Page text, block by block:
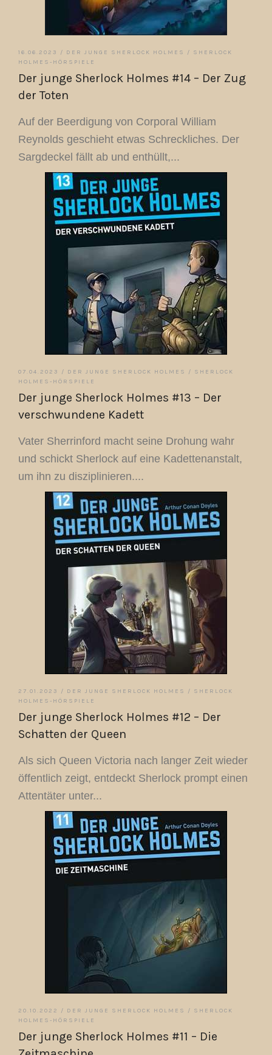
16.06.2023 / DER JUNGE SHERLOCK HOLMES / SHERLOCK
HOLMES-HÖRSPIELE
Der junge Sherlock Holmes #14 – Der Zug
der Toten
Auf der Beerdigung von Corporal William
Reynolds geschieht etwas Schreckliches. Der
Sargdeckel fällt ab und enthüllt,...
07.04.2023 / DER JUNGE SHERLOCK HOLMES / SHERLOCK
HOLMES-HÖRSPIELE
Der junge Sherlock Holmes #13 – Der
verschwundene Kadett
Vater Sherrinford macht seine Drohung wahr
und schickt Sherlock auf eine Kadettenanstalt,
um ihn zu disziplinieren....
27.01.2023 / DER JUNGE SHERLOCK HOLMES / SHERLOCK
HOLMES-HÖRSPIELE
Der junge Sherlock Holmes #12 – Der
Schatten der Queen
Als sich Queen Victoria nach langer Zeit wieder
öffentlich zeigt, entdeckt Sherlock prompt einen
Attentäter unter...
20.10.2022 / DER JUNGE SHERLOCK HOLMES / SHERLOCK
HOLMES-HÖRSPIELE
Der junge Sherlock Holmes #11 – Die